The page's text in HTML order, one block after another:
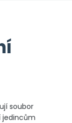
soubor
jedincům